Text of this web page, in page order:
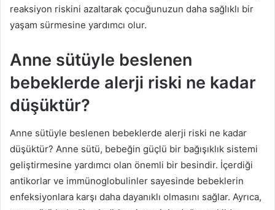
reaksiyon riskini azaltarak çocuğunuzun daha sağlıklı bir
yaşam sürmesine yardımcı olur.
Anne sütüyle beslenen
bebeklerde alerji riski ne kadar
düşüktür?
Anne sütüyle beslenen bebeklerde alerji riski ne kadar
düşüktür? Anne sütü, bebeğin güçlü bir bağışıklık sistemi
geliştirmesine yardımcı olan önemli bir besindir. İçerdiği
antikorlar ve immünoglobulinler sayesinde bebeklerin
enfeksiyonlara karşı daha dayanıklı olmasını sağlar. Ayrıca,